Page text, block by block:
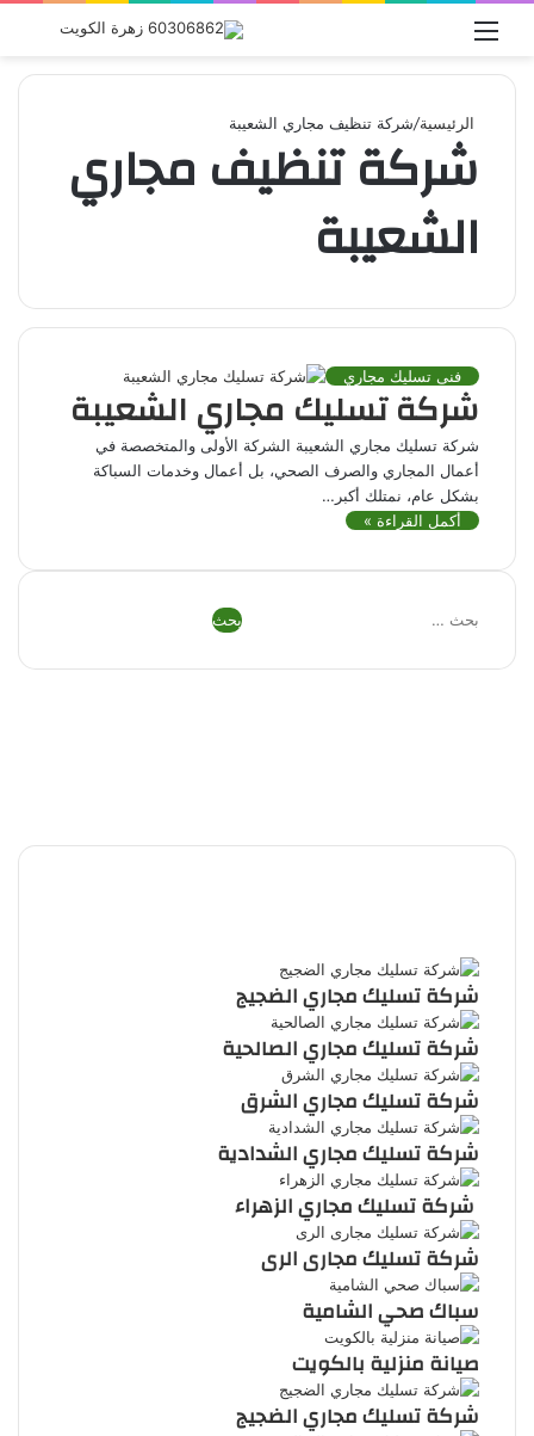
القائمة
الرئيسية/شركة تنظيف مجاري الشعيبة
شركة تنظيف مجاري
الشعيبة
فنى تسليك مجاري
شركة تسليك مجاري الشعيبة
شركة تسليك مجاري الشعيبة الشركة الأولى والمتخصصة في
أعمال المجاري والصرف الصحي، بل أعمال وخدمات السباكة
بشكل عام، نمتلك أكبر…
أكمل القراءة »
البحث
شركة تسليك مجاري الضجيج
شركة تسليك مجاري الصالحية
شركة تسليك مجاري الشرق
شركة تسليك مجاري الشدادية
شركة تسليك مجاري الزهراء
شركة تسليك مجارى الرى
سباك صحي الشامية
صيانة منزلية بالكويت
شركة تسليك مجاري الضجيج